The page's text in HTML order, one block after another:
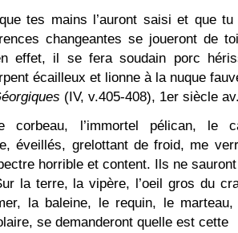
tes mains l’auront saisi et que
changeantes se joueront de
effet, il se fera soudain porc
écailleux et lionne à la nuque
(IV, v.405-408), 1er siècle
corbeau, l’immortel pélican, le
éveillés, grelottant de froid, me
horrible et content. Ils ne
la terre, la vipère, l’oeil gros du
la baleine, le requin, le
se demanderont quelle est cette